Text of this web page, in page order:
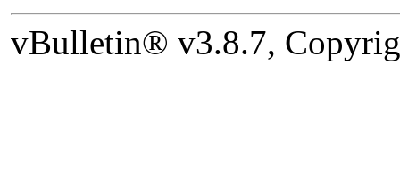
vBulletin® v3.8.7,